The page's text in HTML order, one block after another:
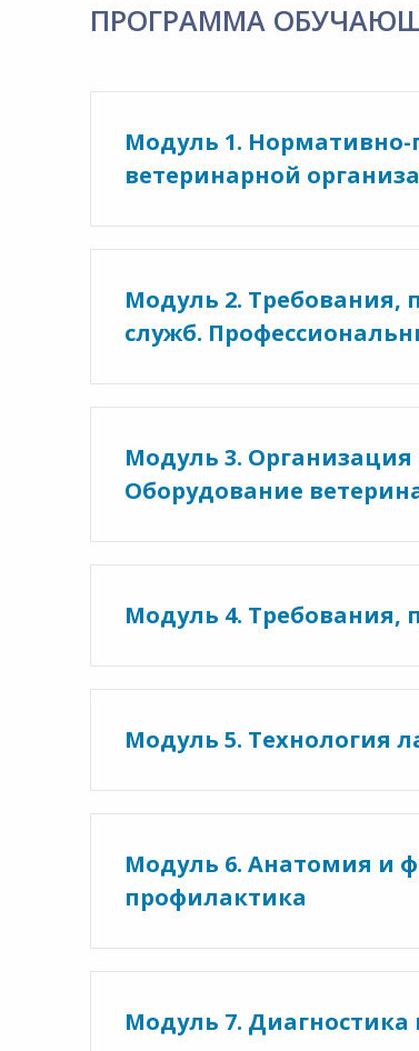
ПРОГРАММА
Модуль 1. Нормативно-
ветеринарной
Модуль 2.
служб.
Модуль 3.
Оборудование
Модуль 4.
Модуль 5. Технология
Модуль 6. Анатомия и
профилактика
Модуль 7.